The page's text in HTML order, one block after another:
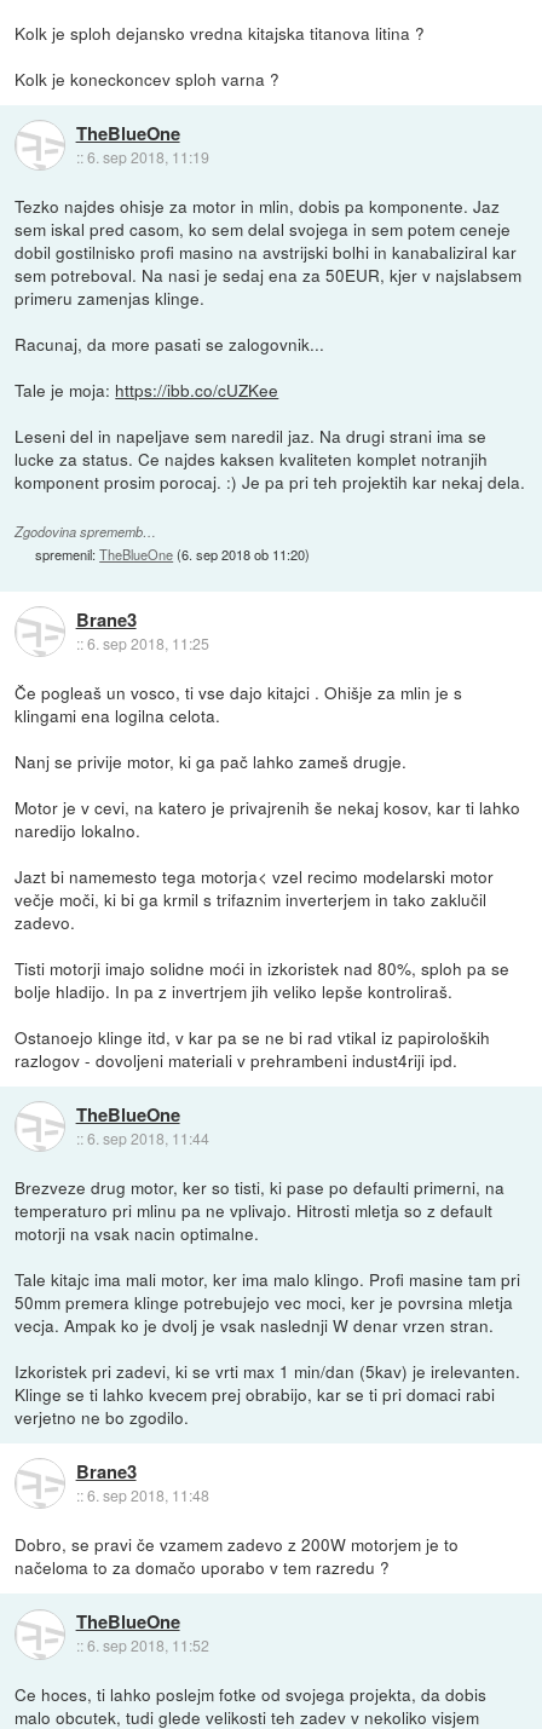
Kolk je sploh dejansko vredna kitajska titanova litina ?
Kolk je koneckoncev sploh varna ?
TheBlueOne
::6. sep 2018, 11:19
Tezko najdes ohisje za motor in mlin, dobis pa komponente. Jaz
sem iskal pred casom, ko sem delal svojega in sem potem ceneje
dobil gostilnisko profi masino na avstrijski bolhi in kanabaliziral kar
sem potreboval. Na nasi je sedaj ena za 50EUR, kjer v najslabsem
primeru zamenjas klinge.
Racunaj, da more pasati se zalogovnik...
Tale je moja: https://ibb.co/cUZKee
Leseni del in napeljave sem naredil jaz. Na drugi strani ima se
lucke za status. Ce najdes kaksen kvaliteten komplet notranjih
komponent prosim porocaj. :) Je pa pri teh projektih kar nekaj dela.
Zgodovina sprememb…
spremenil:TheBlueOne(6. sep 2018 ob 11:20)
Brane3
::6. sep 2018, 11:25
Če pogleaš un vosco, ti vse dajo kitajci . Ohišje za mlin je s
klingami ena logilna celota.
Nanj se privije motor, ki ga pač lahko zameš drugje.
Motor je v cevi, na katero je privajrenih še nekaj kosov, kar ti lahko
naredijo lokalno.
Jazt bi namemesto tega motorja< vzel recimo modelarski motor
večje moči, ki bi ga krmil s trifaznim inverterjem in tako zaklučil
zadevo.
Tisti motorji imajo solidne moći in izkoristek nad 80%, sploh pa se
bolje hladijo. In pa z invertrjem jih veliko lepše kontroliraš.
Ostanoejo klinge itd, v kar pa se ne bi rad vtikal iz papiroloških
razlogov - dovoljeni materiali v prehrambeni indust4riji ipd.
TheBlueOne
::6. sep 2018, 11:44
Brezveze drug motor, ker so tisti, ki pase po defaulti primerni, na
temperaturo pri mlinu pa ne vplivajo. Hitrosti mletja so z default
motorji na vsak nacin optimalne.
Tale kitajc ima mali motor, ker ima malo klingo. Profi masine tam pri
50mm premera klinge potrebujejo vec moci, ker je povrsina mletja
vecja. Ampak ko je dvolj je vsak naslednji W denar vrzen stran.
Izkoristek pri zadevi, ki se vrti max 1 min/dan (5kav) je irelevanten.
Klinge se ti lahko kvecem prej obrabijo, kar se ti pri domaci rabi
verjetno ne bo zgodilo.
Brane3
::6. sep 2018, 11:48
Dobro, se pravi če vzamem zadevo z 200W motorjem je to
načeloma to za domačo uporabo v tem razredu ?
TheBlueOne
::6. sep 2018, 11:52
Ce hoces, ti lahko poslejm fotke od svojega projekta, da dobis
malo obcutek, tudi glede velikosti teh zadev v nekoliko visjem